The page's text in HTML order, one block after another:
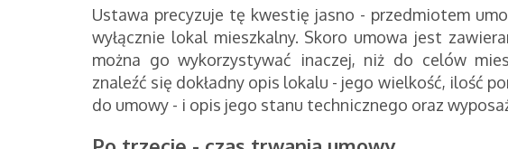
Ustawa precyzuje tę kwestię jasno - przedmiotem
wyłącznie lokal mieszkalny. Skoro umowa jest
można go wykorzystywać inaczej, niż do celów
znaleźć się dokładny opis lokalu - jego wielkość, ilość
do umowy - i opis jego stanu technicznego oraz